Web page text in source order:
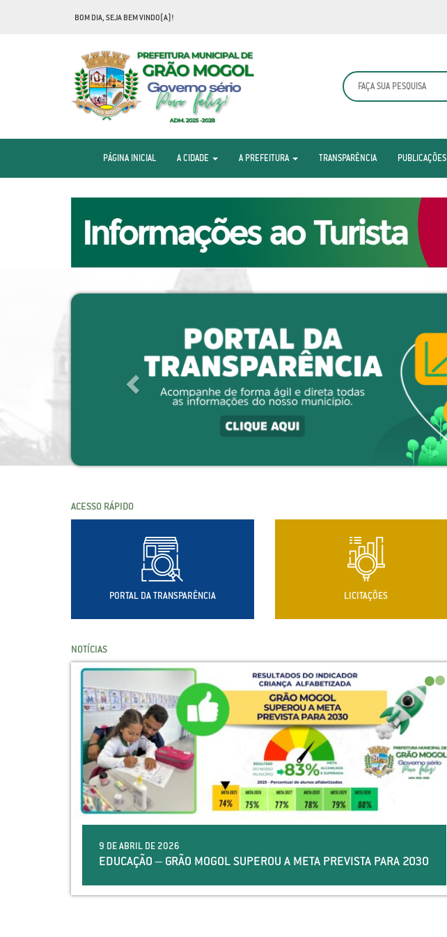
BOM DIA, SEJA BEM VINDO(A)!
PÁGINA INICIAL A CIDADE A PREFEITURA TRANSPARÊNCIA PUBLICAÇÕES
ACESSO RÁPIDO
PORTAL DA TRANSPARÊNCIA LICITAÇÕES
NOTÍCIAS
9 DE ABRIL DE 2026
EDUCAÇÃO – GRÃO MOGOL SUPEROU A META PREVISTA PARA 2030